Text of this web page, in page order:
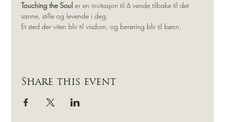
Touching the Soul er en invitasjon til å vende tilbake til det
sanne, stille og levende i deg.
Et sted der viten blir til visdom, og berøring blir til bønn.
Share this event